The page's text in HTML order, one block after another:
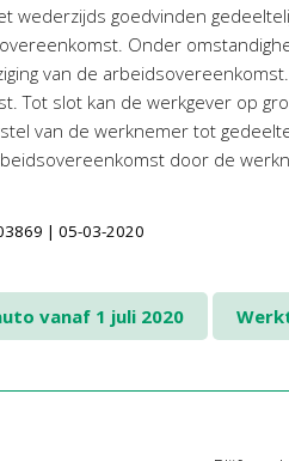
wederzijds goedvinden
Onder
van de
Tot slot kan de werkgever op
van de werknemer tot
door de
| 05-03-2020
vanaf 1 juli 2020